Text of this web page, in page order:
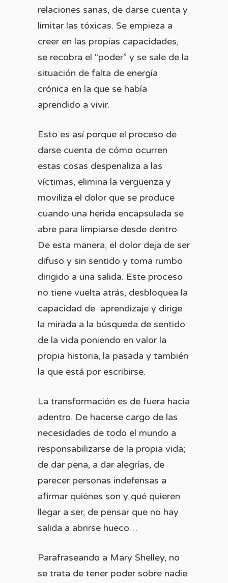
relaciones sanas, de darse cuenta y
limitar las tóxicas. Se empieza a
creer en las propias capacidades,
se recobra el “poder” y se sale de la
situación de falta de energía
crónica en la que se había
aprendido a vivir.
Esto es así porque el proceso de
darse cuenta de cómo ocurren
estas cosas despenaliza a las
víctimas, elimina la vergüenza y
moviliza el dolor que se produce
cuando una herida encapsulada se
abre para limpiarse desde dentro.
De esta manera, el dolor deja de ser
difuso y sin sentido y toma rumbo
dirigido a una salida. Este proceso
no tiene vuelta atrás, desbloquea la
capacidad de aprendizaje y dirige
la mirada a la búsqueda de sentido
de la vida poniendo en valor la
propia historia, la pasada y también
la que está por escribirse.
La transformación es de fuera hacia
adentro. De hacerse cargo de las
necesidades de todo el mundo a
responsabilizarse de la propia vida;
de dar pena, a dar alegrías, de
parecer personas indefensas a
afirmar quiénes son y qué quieren
llegar a ser, de pensar que no hay
salida a abrirse hueco…
Parafraseando a Mary Shelley, no
se trata de tener poder sobre nadie